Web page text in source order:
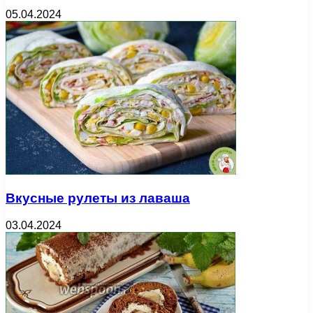
05.04.2024
Вкусные рулеты из лаваша
03.04.2024